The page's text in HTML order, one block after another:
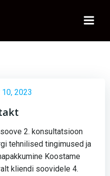
10, 2023
2. konsultatsioon
tehnilised tingimused ja
Koostame
kliendi soovidele 4.